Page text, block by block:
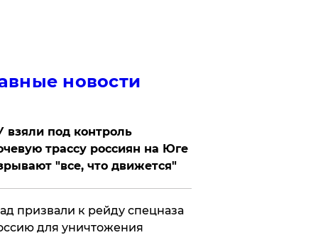
новости
взяли под контроль
трассу россиян на Юге
"все, что движется"
призвали к рейду спецназа
для уничтожения